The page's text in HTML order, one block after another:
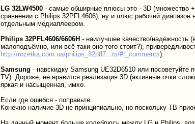
LG 32LW4500 - самые обширные плюсы это - 3D (множество +
сравнении с Philips 32PFL4606), ну и плюс рабочий диапазон
отдельным медиаплеером.
Philips 32PFL4606/6606H - наилучшее качество/надёжность
малоподъёмно, или всё-таки оно того стоит?),
http://rozetka.com.ua/philips_32pfl7...ts/#t_comments).
Samsung - навскидку Samsung UE32D6510 или
TV). Дороже, не нравится реализация 3D (активные очки
яркая и насыщенная, имхо.
Если где ошибся - поправьте.
Конечно наличие 3D не принципиально, но поскольку ТВ